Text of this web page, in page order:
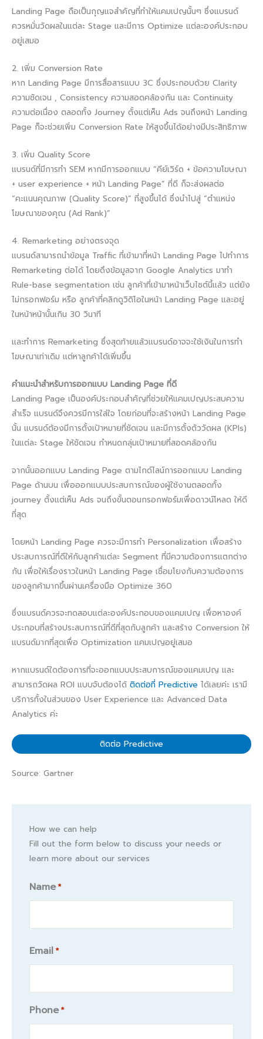
Landing Page ถือเป็นกุญแจสำคัญที่ทำให้แคมเปญนั้นๆ ซึ่งแบรนด์
ควรหมั่นวัดผลในแต่ละ Stage และมีการ Optimize แต่ละองค์ประกอบ
อยู่เสมอ
2. เพิ่ม Conversion Rate
หาก Landing Page มีการสื่อสารแบบ 3C ซึ่งประกอบด้วย Clarity
ความชัดเจน , Consistency ความสอดคล้องกัน และ Continuity
ความต่อเนื่อง ตลอดทั้ง Journey ตั้งแต่เห็น Ads จนถึงหน้า Landing
Page ก็จะช่วยเพิ่ม Conversion Rate ให้สูงขึ้นได้อย่างมีประสิทธิภาพ
3. เพิ่ม Quality Score
แบรนด์ที่มีการทำ SEM หากมีการออกแบบ “คีย์เวิร์ด + ข้อความโฆษณา
+ user experience + หน้า Landing Page” ที่ดี ก็จะส่งผลต่อ
“คะแนนคุณภาพ (Quality Score)” ที่สูงขึ้นได้ ซึ่งนำไปสู่ “ตำแหน่ง
โฆษณาของคุณ (Ad Rank)”
4. Remarketing อย่างตรงจุด
แบรนด์สามารถนำข้อมูล Traffic ที่เข้ามาที่หน้า Landing Page ไปทำการ
Remarketing ต่อได้ โดยดึงข้อมูลจาก Google Analytics มาทำ
Rule-base segmentation เช่น ลูกค้าที่เข้ามาหน้าเว็บไซต์นี้แล้ว แต่ยัง
ไม่กรอกฟอร์ม หรือ ลูกค้าที่คลิกดูวิดิโอในหน้า Landing Page และอยู่
ในหน้าหน้านั้นเกิน 30 วินาที
และทำการ Remarketing ซึ่งสุดท้ายแล้วแบรนด์อาจจะใช้เงินในการทำ
โฆษณาเท่าเดิม แต่หาลูกค้าได้เพิ่มขึ้น
คำแนะนำสำหรับการออกแบบ Landing Page ที่ดี
Landing Page เป็นองค์ประกอบสำคัญที่ช่วยให้แคมเปญประสบความ
สำเร็จ แบรนด์จึงควรมีการใส่ใจ โดยก่อนที่จะสร้างหน้า Landing Page
นั้น แบรนด์ต้องมีการตั้งเป้าหมายที่ชัดเจน และมีการตั้งตัววัดผล (KPIs)
ในแต่ละ Stage ให้ชัดเจน กำหนดกลุ่มเป้าหมายที่สอดคล้องกัน
จากนั้นออกแบบ Landing Page ตามไกด์ไลน์การออกแบบ Landing
Page ด้านบน เพื่อออกแบบประสบการณ์ของผู้ใช้งานตลอดทั้ง
journey ตั้งแต่เห็น Ads จนถึงขั้นตอนกรอกฟอร์มเพื่อดาวน์โหลด ให้ดี
ที่สุด
โดยหน้า Landing Page ควรจะมีการทำ Personalization เพื่อสร้าง
ประสบการณ์ที่ดีให้กับลูกค้าแต่ละ Segment ที่มีความต้องการแตกต่าง
กัน เพื่อให้เรื่องราวในหน้า Landing Page เชื่อมโยงกับความต้องการ
ของลูกค้ามากขึ้นผ่านเครื่องมือ Optimize 360
ซึ่งแบรนด์ควรจะทดสอบแต่ละองค์ประกอบของแคมเปญ เพื่อหาองค์
ประกอบที่สร้างประสบการณ์ที่ดีที่สุดกับลูกค้า และสร้าง Conversion ให้
แบรนด์มากที่สุดเพื่อ Optimization แคมเปญอยู่เสมอ
หากแบรนด์ใดต้องการที่จะออกแบบประสบการณ์ของแคมเปญ และ
สามารถวัดผล ROI แบบจับต้องได้ ติดต่อที่ Predictive ได้เลยค่ะ เรามี
บริการทั้งในส่วนของ User Experience และ Advanced Data
Analytics ค่ะ
ติดต่อ Predictive
Source: Gartner
How we can help
Fill out the form below to discuss your needs or
learn more about our services
Name *
Name
Email *
Phone *